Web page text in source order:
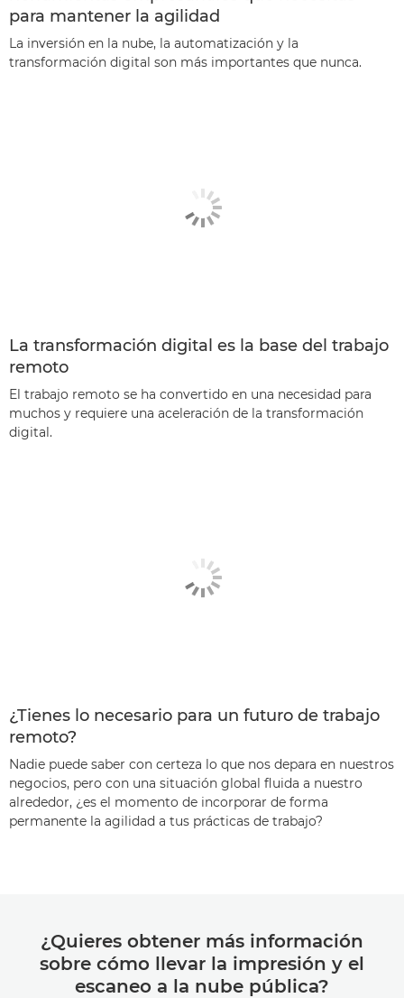
para mantener la agilidad
La inversión en la nube, la automatización y la
transformación digital son más importantes que nunca.
La transformación digital es la base del trabajo
remoto
El trabajo remoto se ha convertido en una necesidad para
muchos y requiere una aceleración de la transformación
digital.
¿Tienes lo necesario para un futuro de trabajo
remoto?
Nadie puede saber con certeza lo que nos depara en nuestros
negocios, pero con una situación global fluida a nuestro
alrededor, ¿es el momento de incorporar de forma
permanente la agilidad a tus prácticas de trabajo?
¿Quieres obtener más información
sobre cómo llevar la impresión y el
escaneo a la nube pública?